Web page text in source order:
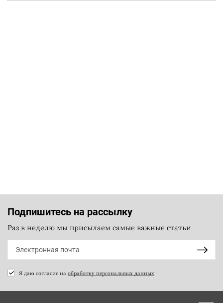
Подпишитесь на рассылку
Раз в неделю мы присылаем самые важные статьи
Я даю согласие на обработку персональных данных